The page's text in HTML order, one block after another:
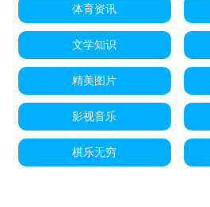
体育资讯
文学知识
精美图片
影视音乐
棋乐无穷